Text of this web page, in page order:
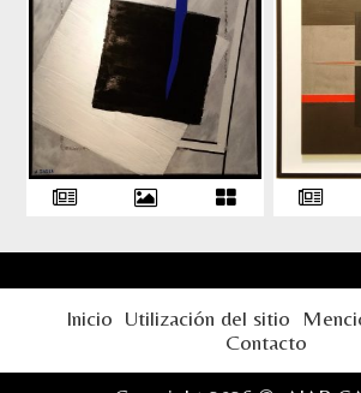
Inicio Utilización del sitio
Contacto